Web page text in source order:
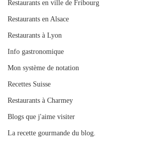
Restaurants en ville de Fribourg
Restaurants en Alsace
Restaurants à Lyon
Info gastronomique
Mon système de notation
Recettes Suisse
Restaurants à Charmey
Blogs que j'aime visiter
La recette gourmande du blog.